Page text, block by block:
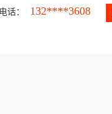
话： 132****3608